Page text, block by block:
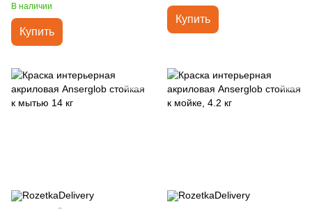
В наличии
Купить
Купить